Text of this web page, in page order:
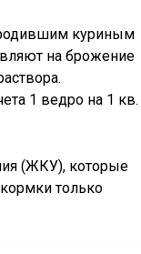
куриным
на брожение
1 ведро на 1 кв.
(ЖКУ), которые
только